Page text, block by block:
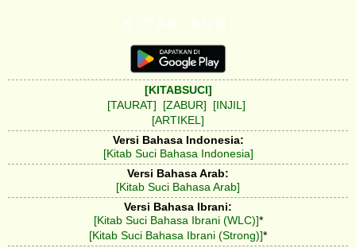
[KITABSUCI]
[TAURAT]
[ZABUR]
[INJIL]
[ARTIKEL]
Versi Bahasa Indonesia:
[Kitab Suci Bahasa Indonesia]
Versi Bahasa Arab:
[Kitab Suci Bahasa Arab]
Versi Bahasa Ibrani:
[Kitab Suci Bahasa Ibrani (WLC)]*
[Kitab Suci Bahasa Ibrani (Strong)]*